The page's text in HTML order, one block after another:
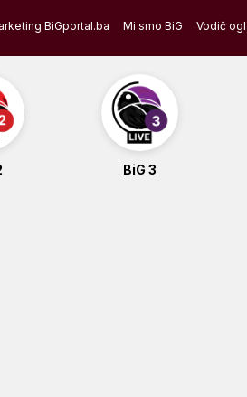
BiGportal.ba Mi smo BiG Vodič
BiG 3